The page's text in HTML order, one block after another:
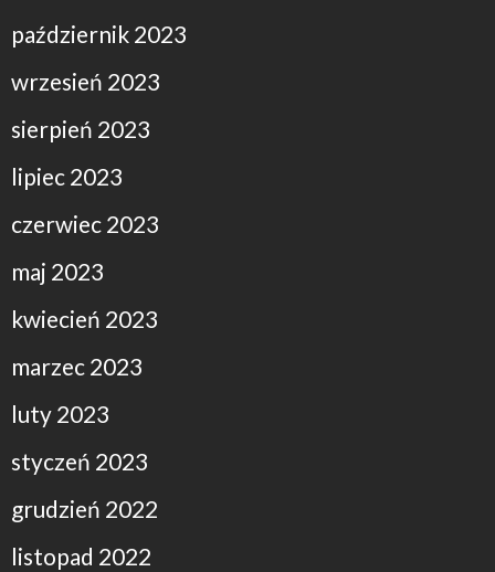
październik 2023
wrzesień 2023
sierpień 2023
lipiec 2023
czerwiec 2023
maj 2023
kwiecień 2023
marzec 2023
luty 2023
styczeń 2023
grudzień 2022
listopad 2022